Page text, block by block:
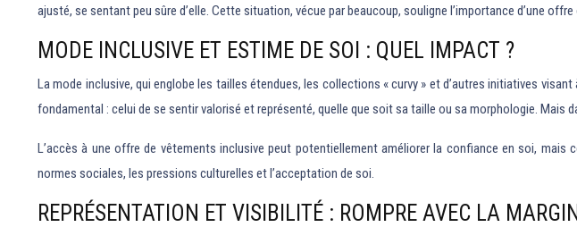
ajusté, se sentant peu sûre d’elle. Cette situation, vécue par beaucoup, souligne l’importance d’une offre
MODE INCLUSIVE ET ESTIME DE SOI : QUEL IMPACT ?
La mode inclusive, qui englobe les tailles étendues, les collections « curvy » et d’autres initiatives
fondamental : celui de se sentir valorisé et représenté, quelle que soit sa taille ou sa morphologie. Mais
L’accès à une offre de vêtements inclusive peut potentiellement améliorer la confiance en soi,
normes sociales, les pressions culturelles et l’acceptation de soi.
REPRÉSENTATION ET VISIBILITÉ : ROMPRE AVEC LA